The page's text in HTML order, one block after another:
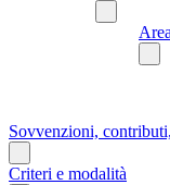
Sovvenzioni,
Criteri e modalità